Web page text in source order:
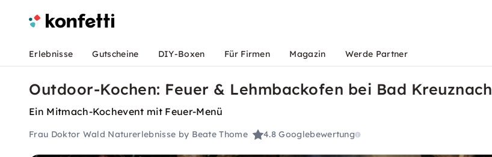
Erlebnisse Gutscheine DIY-Boxen Für Firmen Magazin Werde Partner
Outdoor-Kochen: Feuer & Lehmbackofen bei Bad Kreuznach
Ein Mitmach-Kochevent mit Feuer-Menü
Frau Doktor Wald Naturerlebnisse by Beate Thome 4.8Googlebewertung